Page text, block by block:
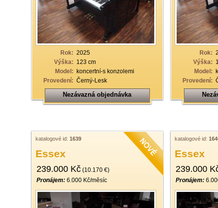
Rok: 2025
Výška: 123 cm
Model: koncertní-s konzolemi
Provedení: Černý-Lesk
Nezávazná objednávka
Rok:
Výška:
Model:
Provedení:
katalogové id: 1639
Essex
239.000 Kč (10.170 €)
Pronájem: 6.000 Kč/měsíc
katalogové id:
Essex
239.000
Pronájem: